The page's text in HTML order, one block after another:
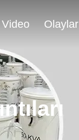
Video Olaylar